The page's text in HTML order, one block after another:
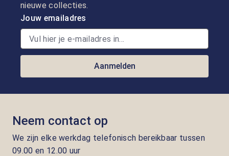
nieuwe collecties.
Jouw emailadres
Aanmelden
Neem contact op
We zijn elke werkdag telefonisch bereikbaar tussen
09.00 en 12.00 uur